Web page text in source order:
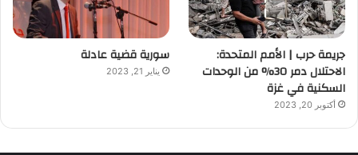
جريمة حرب | الأمم المتحدة:
الاحتلال دمر 30% من الوحدات
السكنية في غزة
أكتوبر 20, 2023
سورية قضية عادلة
يناير 21, 2023